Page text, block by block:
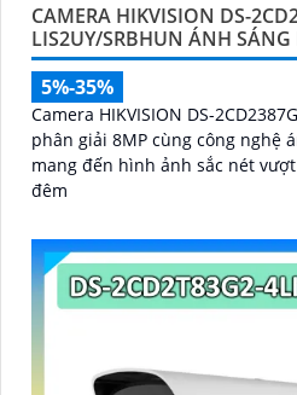
CAMERA HIKVISION DS-
LIS2UY/SRBHUN ÁNH SÁNG
5%-35%
Camera HIKVISION DS-
phân giải 8MP cùng công nghệ
mang đến hình ảnh sắc nét
đêm